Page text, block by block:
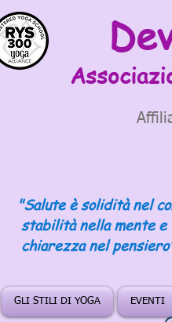
"Salute è solidità nel
stabilità nella mente e
chiarezza nel
GLI STILI DI YOGA EVENTI